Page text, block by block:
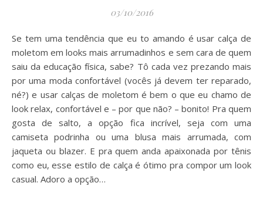
03/10/2016
Se tem uma tendência que eu to amando é usar calça de
moletom em looks mais arrumadinhos e sem cara de quem
saiu da educação física, sabe? Tô cada vez prezando mais
por uma moda confortável (vocês já devem ter reparado,
né?) e usar calças de moletom é bem o que eu chamo de
look relax, confortável e – por que não? – bonito! Pra quem
gosta de salto, a opção fica incrível, seja com uma
camiseta podrinha ou uma blusa mais arrumada, com
jaqueta ou blazer. E pra quem anda apaixonada por tênis
como eu, esse estilo de calça é ótimo pra compor um look
casual. Adoro a opção…